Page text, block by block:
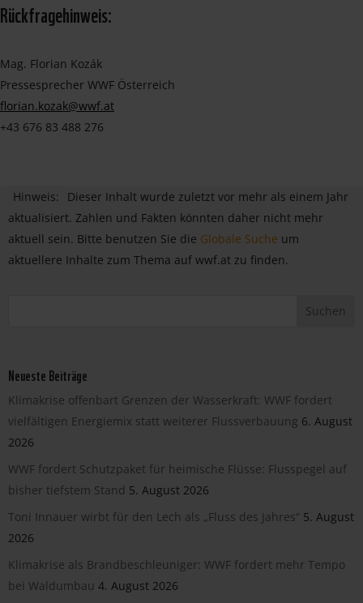
Rückfragehinweis:
Mag. Florian Kozák
Pressesprecher WWF Österreich
florian.kozak@wwf.at
+43 676 83 488 276
Hinweis:
Dieser Inhalt wurde zuletzt vor mehr als einem Jahr
aktualisiert. Zahlen und Fakten könnten daher nicht mehr
aktuell sein. Bitte benutzen Sie die Globale Suche um
aktuellere Inhalte zum Thema auf wwf.at zu finden.
Neueste Beiträge
Klimakrise offenbart Grenzen der Wasserkraft: WWF fordert
vielfältigen Energiemix statt weiterer Flussverbauung 6. August
2026
WWF fordert Schutzpaket für heimische Flüsse: Flusspegel auf
bisher tiefstem Stand 5. August 2026
Toni Innauer wirbt für den Lech als „Fluss des Jahres“ 5. August
2026
Klimakrise als Brandbeschleuniger: WWF fordert mehr Tempo
bei Waldumbau 4. August 2026